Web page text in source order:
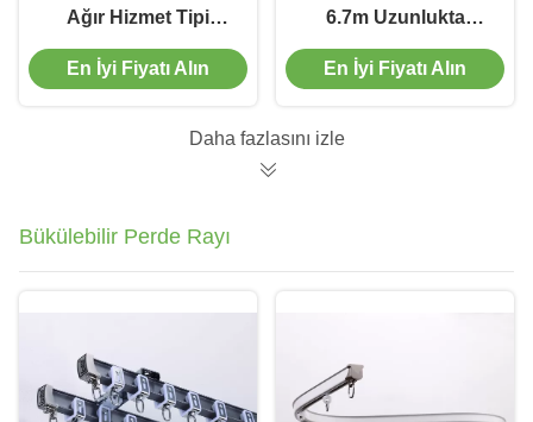
Ağır Hizmet Tipi
Perde Rayı Tutam
Plise Perde Parçası
En İyi Fiyatı Alın
6.7m Uzunlukta
Alüminyum Perde
Parçası
En İyi Fiyatı Alın
Daha fazlasını izle
Bükülebilir Perde Rayı